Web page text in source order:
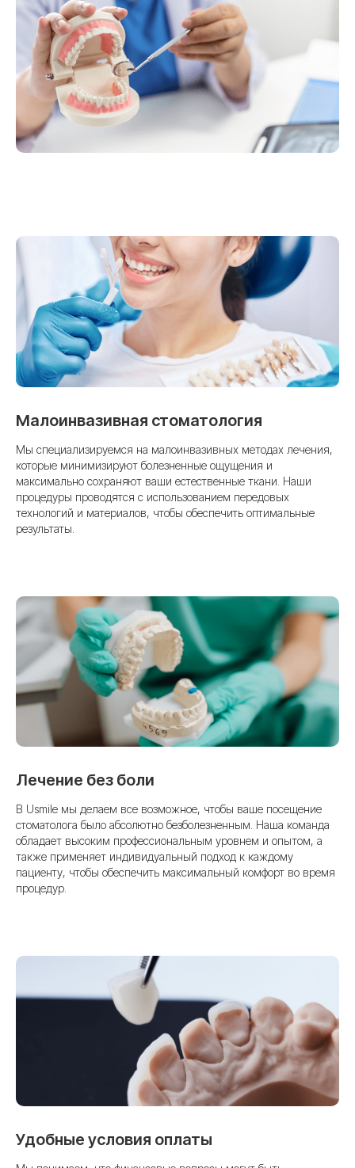
Малоинвазивная стоматология
Мы специализируемся на малоинвазивных методах лечения,
которые минимизируют болезненные ощущения и
максимально сохраняют ваши естественные ткани. Наши
процедуры проводятся с использованием передовых
технологий и материалов, чтобы обеспечить оптимальные
результаты.
Лечение без боли
В Usmile мы делаем все возможное, чтобы ваше посещение
стоматолога было абсолютно безболезненным. Наша команда
обладает высоким профессиональным уровнем и опытом, а
также применяет индивидуальный подход к каждому
пациенту, чтобы обеспечить максимальный комфорт во время
процедур.
Удобные условия оплаты